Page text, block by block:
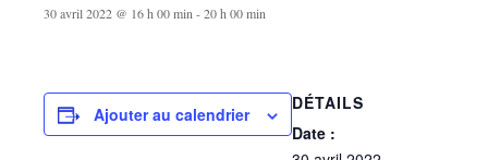
30 avril 2022 @ 16 h 00 min -20 h 00 min
Ajouter au calendrier
DÉTAILS
Date :